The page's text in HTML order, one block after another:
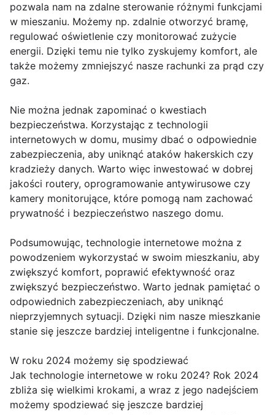
pozwala nam na zdalne sterowanie różnymi funkcjami
w mieszaniu. Możemy np. zdalnie otworzyć bramę,
regulować oświetlenie czy monitorować zużycie
energii. Dzięki temu nie tylko zyskujemy komfort, ale
także możemy zmniejszyć nasze rachunki za prąd czy
gaz.
Nie można jednak zapominać o kwestiach
bezpieczeństwa. Korzystając z technologii
internetowych w domu, musimy dbać o odpowiednie
zabezpieczenia, aby uniknąć ataków hakerskich czy
kradzieży danych. Warto więc inwestować w dobrej
jakości routery, oprogramowanie antywirusowe czy
kamery monitorujące, które pomogą nam zachować
prywatność i bezpieczeństwo naszego domu.
Podsumowując, technologie internetowe można z
powodzeniem wykorzystać w swoim mieszkaniu, aby
zwiększyć komfort, poprawić efektywność oraz
zwiększyć bezpieczeństwo. Warto jednak pamiętać o
odpowiednich zabezpieczeniach, aby uniknąć
nieprzyjemnych sytuacji. Dzięki nim nasze mieszkanie
stanie się jeszcze bardziej inteligentne i funkcjonalne.
W roku 2024 możemy się spodziewać
Jak technologie internetowe w roku 2024? Rok 2024
zbliża się wielkimi krokami, a wraz z jego nadejściem
możemy spodziewać się jeszcze bardziej